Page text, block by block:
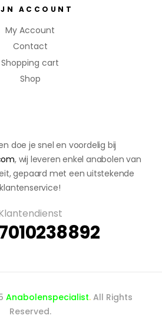
doe je snel en voordelig bij
, wij leveren enkel anabolen van
gepaard met een uitstekende
klantenservice!
ACCOUNT
My Account
Contact
Shopping cart
Shop
Anabolenspecialist. All Rights
Reserved.